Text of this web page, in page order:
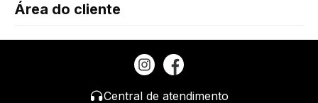
Área do cliente
Central de atendimento